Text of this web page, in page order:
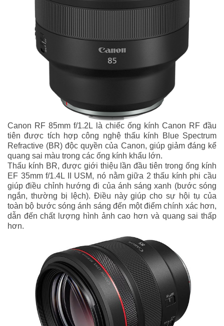
Canon RF 85mm f/1.2L là chiếc ống kính Canon RF đầu
tiên được tích hợp công nghệ thấu kính Blue Spectrum
Refractive (BR) độc quyền của Canon, giúp giảm đáng kể
quang sai màu trong các ống kính khẩu lớn.
Thấu kính BR, được giới thiệu lần đầu tiên trong ống kính
EF 35mm f/1.4L II USM, nó nằm giữa 2 thấu kính phi cầu
giúp điều chỉnh hướng đi của ánh sáng xanh (bước sóng
ngắn, thường bị lệch). Điều này giúp cho sự hội tụ của
toàn bộ bước sóng ánh sáng đến một điểm chính xác hơn,
dẫn đến chất lượng hình ảnh cao hơn và quang sai thấp
hơn.